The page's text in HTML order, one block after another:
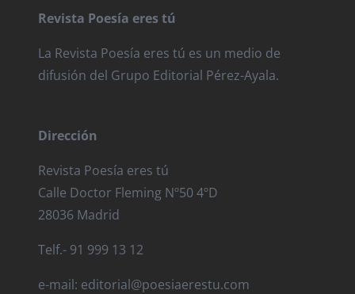
Revista Poesía eres tú
La Revista Poesía eres tú es un medio de
difusión del Grupo Editorial Pérez-Ayala.
Dirección
Revista Poesía eres tú
Calle Doctor Fleming Nº50 4ºD
28036 Madrid
Telf.- 91 999 13 12
e-mail: editorial@poesiaerestu.com